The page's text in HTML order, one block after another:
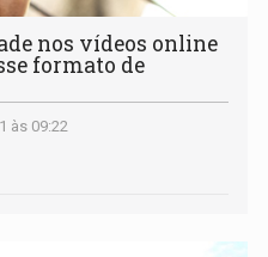
nos vídeos online
formato de
às 09:22